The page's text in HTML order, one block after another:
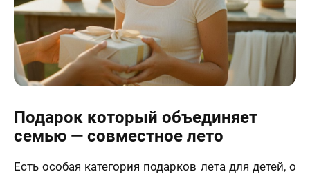
Подарок который объединяет
семью — совместное лето
Есть особая категория подарков лета для детей, о